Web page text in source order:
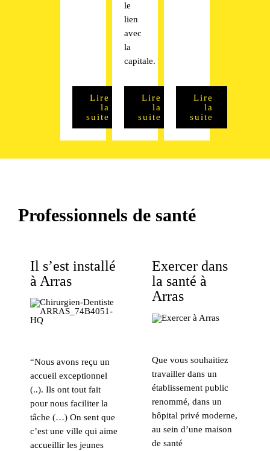
Lire
la
suite
le
lien
avec
la
capitale.
Lire
la
suite
Lire
la
suite
Professionnels de santé
Il s’est installé
à Arras
“Nous avons reçu un
accueil exceptionnel
(..). Ils ont tout fait
pour nous faciliter la
tâche (…) On sent que
c’est une ville qui aime
accueillir les jeunes
Exercer dans
la santé à
Arras
Que vous souhaitiez
travailler dans un
établissement public
renommé, dans un
hôpital privé moderne,
au sein d’une maison
de santé